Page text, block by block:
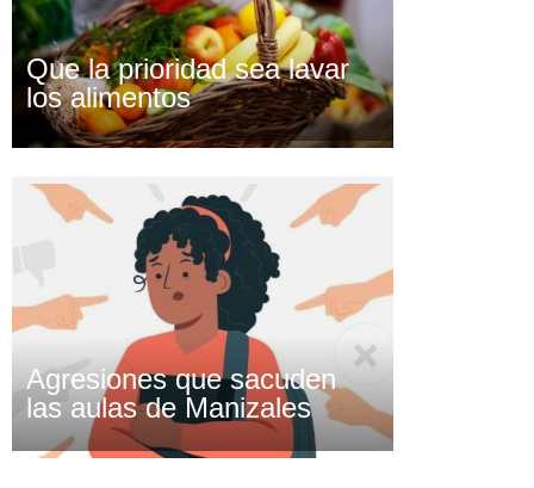
Que la prioridad sea lavar
los alimentos
Agresiones que sacuden
las aulas de Manizales